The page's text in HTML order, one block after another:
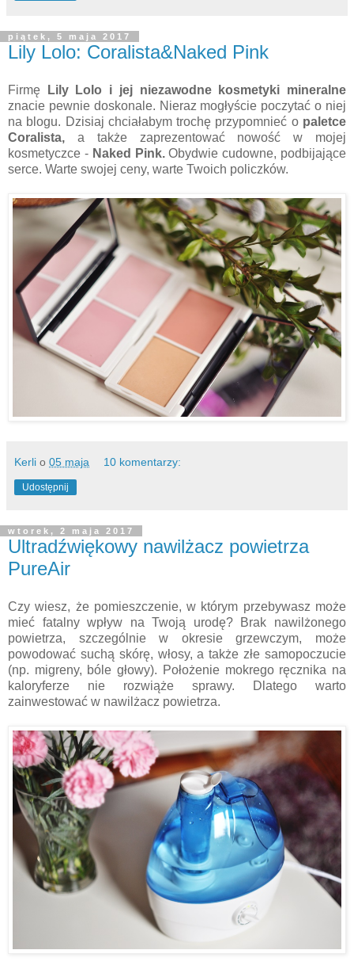
piątek, 5 maja 2017
Lily Lolo: Coralista&Naked Pink
Firmę Lily Lolo i jej niezawodne kosmetyki mineralne
znacie pewnie doskonale. Nieraz mogłyście poczytać o niej
na blogu. Dzisiaj chciałabym trochę przypomnieć opaletce
Coralista, a także zaprezentować nowość w mojej
kosmetyczce - Naked Pink.Obydwie cudowne, podbijające
serce. Warte swojej ceny, warte Twoich policzków.
Kerli o 05 maja 10 komentarzy:
Udostępnij
wtorek, 2 maja 2017
Ultradźwiękowy nawilżacz powietrza
PureAir
Czy wiesz, że pomieszczenie, w którym przebywasz może
mieć fatalny wpływ na Twoją urodę? Brak nawilżonego
powietrza, szczególnie w okresie grzewczym, może
powodować suchą skórę, włosy, a także złe samopoczucie
(np. migreny, bóle głowy). Położenie mokrego ręcznika na
kaloryferze nie rozwiąże sprawy. Dlatego warto
zainwestować w nawilżacz powietrza.